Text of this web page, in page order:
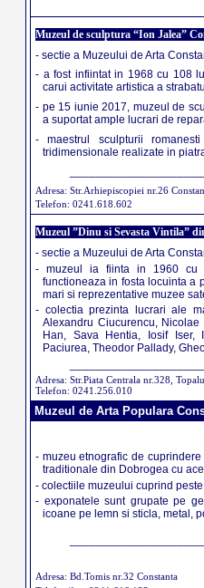
Muzeul de sculptura “Ion Jalea”
- sectie a Muzeului de Arta
- a fost infiintat in 1968 cu 108
carui activitate artistica a
- pe 15 iunie 2017, muzeul de
a suportat ample lucrari de
- maestrul sculpturii
tridimensionale realizate in
Adresa: Str.Arhiepiscopiei nr.26
Telefon: 0241.618.602
Muzeul ”Dinu si Sevasta Vintila”
- sectie a Muzeului de Arta
- muzeul ia fiinta in 1960 cu
functioneaza in fosta locuinta a
mari si reprezentative muzee
- colectia prezinta lucrari ale
Alexandru Ciucurencu,
Han, Sava Hentia, Iosif Iser,
Paciurea, Theodor Pallady,
Adresa: Str.Piata Centrala nr.328, Topalu
Telefon: 0241.256.010
Muzeul de Arta Populara
- muzeu etnografic de
traditionale din Dobrogea cu
- colectiile muzeului cuprind
- exponatele sunt grupate pe
icoane pe lemn si sticla, metal,
Adresa: Bd.Tomis nr.32 Constanta